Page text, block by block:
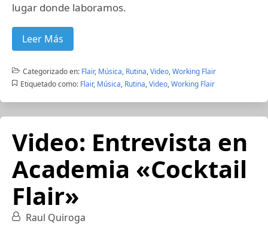
lugar donde laboramos.
Leer Más
Categorizado en: Flair, Música, Rutina,Video,Working Flair
Etiquetado como: Flair, Música, Rutina,Video,Working Flair
Video: Entrevista en
Academia «Cocktail
Flair»
Raul Quiroga